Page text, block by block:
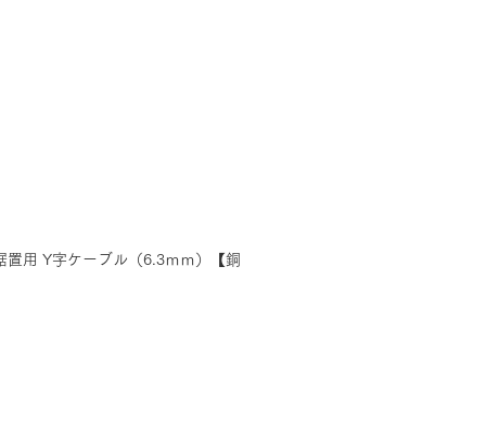
用 Y字ケーブル（6.3ｍｍ）【銅